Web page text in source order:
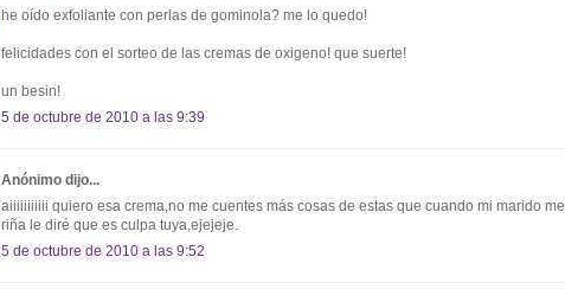
he oído exfoliante con perlas de gominola? me lo quedo!
felicidades con el sorteo de las cremas de oxigeno! que suerte!
un besin!
5 de octubre de 2010 a las 9:39
Anónimo dijo...
aiiiiiiiiiii quiero esa crema,no me cuentes más cosas de estas que cuando mi marido me
riña le diré que es culpa tuya,ejejeje.
5 de octubre de 2010 a las 9:52